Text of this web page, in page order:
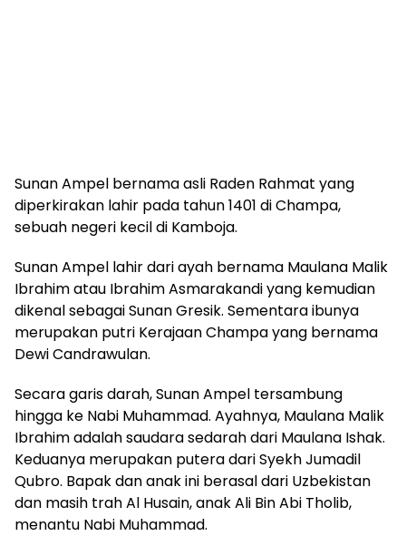
Sunan Ampel bernama asli Raden Rahmat yang
diperkirakan lahir pada tahun 1401 di Champa,
sebuah negeri kecil di Kamboja.
Sunan Ampel lahir dari ayah bernama Maulana Malik
Ibrahim atau Ibrahim Asmarakandi yang kemudian
dikenal sebagai Sunan Gresik. Sementara ibunya
merupakan putri Kerajaan Champa yang bernama
Dewi Candrawulan.
Secara garis darah, Sunan Ampel tersambung
hingga ke Nabi Muhammad. Ayahnya, Maulana Malik
Ibrahim adalah saudara sedarah dari Maulana Ishak.
Keduanya merupakan putera dari Syekh Jumadil
Qubro. Bapak dan anak ini berasal dari Uzbekistan
dan masih trah Al Husain, anak Ali Bin Abi Tholib,
menantu Nabi Muhammad.